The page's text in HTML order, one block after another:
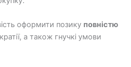
оформити позику повністю
а також гнучкі умови